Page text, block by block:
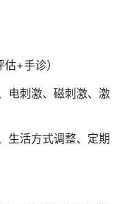
+手诊）
电刺激、磁刺激、激
生活方式调整、定期